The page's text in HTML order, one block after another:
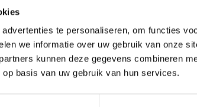
te personaliseren, om functies
we informatie over uw gebruik van onze
kunnen deze gegevens combineren
basis van uw gebruik van hun services.